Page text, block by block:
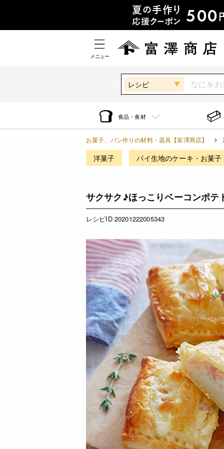
メニュー
レシピ
食品・食材
お菓子、パン作りの材料・器具【富澤商店】
洋菓子 パイ生地のケーキ・お菓子
サクサク♪ほっこりベーコンポテ
レシピID 20201222005343